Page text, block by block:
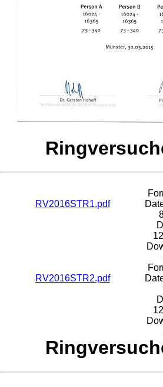
RV2016STR1.pdf
RV2016STR2.pdf